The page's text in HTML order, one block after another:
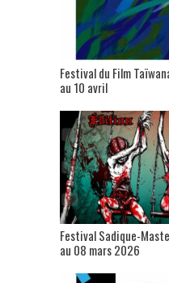
Festival du Film
au 10 avril
Festival Sadique-
au 08 mars 2026